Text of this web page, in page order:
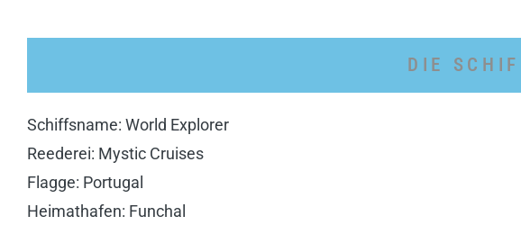
DIE
Schiffsname: World Explorer
Reederei: Mystic Cruises
Flagge: Portugal
Heimathafen: Funchal